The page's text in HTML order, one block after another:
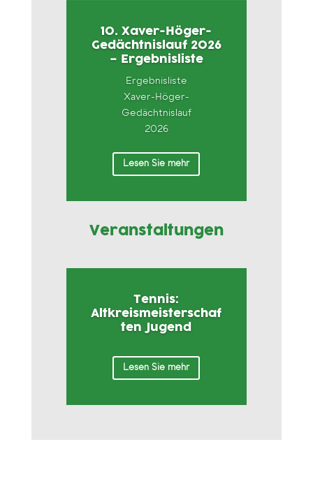
10. Xaver-Höger-
Gedächtnislauf 2026
– Ergebnisliste
Ergebnisliste
Xaver-Höger-
Gedächtnislauf
2026
Lesen Sie mehr
Veranstaltungen
Tennis:
Altkreismeisterschaf
ten Jugend
Lesen Sie mehr